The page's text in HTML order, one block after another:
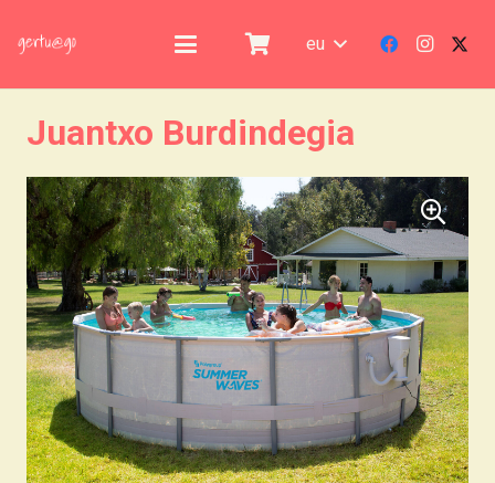
eu
Juantxo Burdindegia